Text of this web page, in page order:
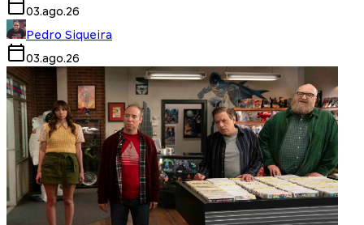
03.ago.26
Pedro Siqueira
03.ago.26